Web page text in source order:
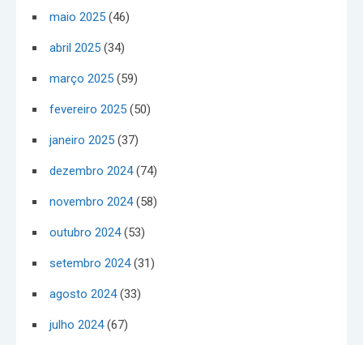
maio 2025 (46)
abril 2025 (34)
março 2025 (59)
fevereiro 2025 (50)
janeiro 2025 (37)
dezembro 2024(74)
novembro 2024(58)
outubro 2024(53)
setembro 2024(31)
agosto 2024(33)
julho 2024(67)